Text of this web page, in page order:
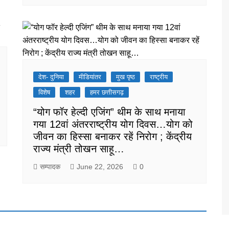
देश- दुनिया मीडियांतर मुख पृष्ठ
राष्ट्रीय
विशेष
शहर हमर छत्तीसगढ़
“योग फॉर हेल्दी एजिंग” थीम के साथ मनाया
गया 12वां अंतरराष्ट्रीय योग दिवस…योग को
जीवन का हिस्सा बनाकर रहें निरोग ; केंद्रीय
राज्य मंत्री तोखन साहू…
सम्पादक June 22, 2026 0